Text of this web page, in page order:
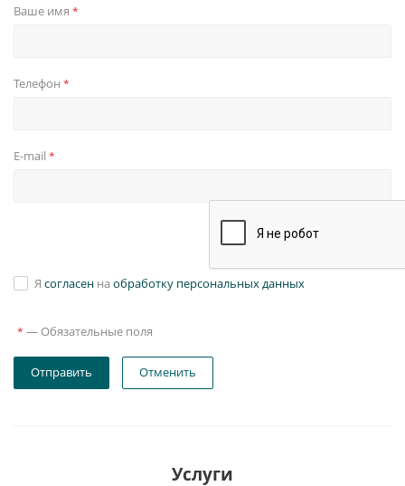
Ваше имя *
Телефон *
E-mail *
Я согласен на обработку персональных данных
* — Обязательные поля
Отправить Отменить
Услуги